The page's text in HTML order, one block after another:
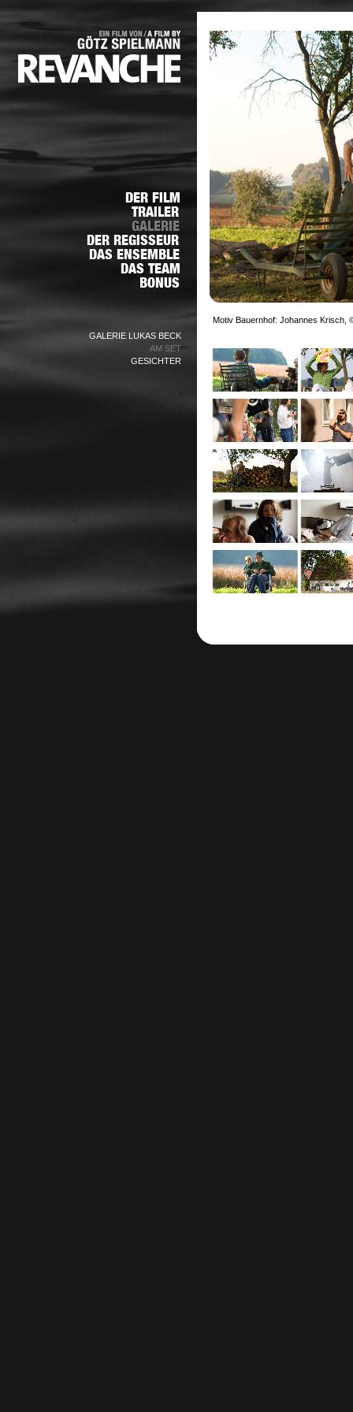
GALERIE LUKAS BECK
AM SET
GESICHTER
Motiv Bauernhof: Johannes Krisch,